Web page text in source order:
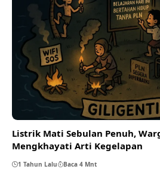
Listrik Mati Sebulan Penuh,
Mengkhayati Arti Kegelapan
1 Tahun Lalu Baca 4 Mnt